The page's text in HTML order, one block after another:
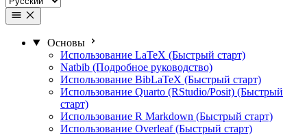
Основы
Использование LaTeX (Быстрый старт)
Natbib (Подробное руководство)
Использование BibLaTeX (Быстрый старт)
Использование Quarto (RStudio/Posit) (Быстрый
старт)
Использование R Markdown (Быстрый старт)
Использование Overleaf (Быстрый старт)